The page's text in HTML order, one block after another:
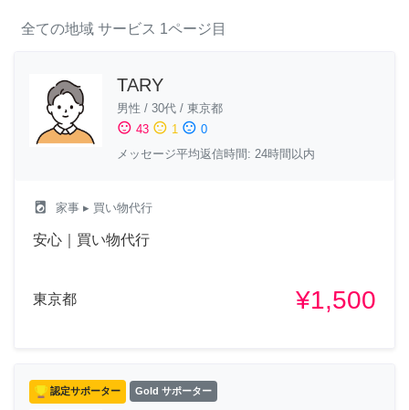
全ての地域 サービス 1ページ目
TARY
男性 / 30代 / 東京都
sentiment_satisfied 43 sentiment_neutral 1 sentiment_dissatisfied 0
メッセージ平均返信時間: 24時間以内
local_laundry_service 家事 ▸ 買い物代行
安心｜買い物代行
東京都 ¥1,500
認定サポーター Gold サポーター